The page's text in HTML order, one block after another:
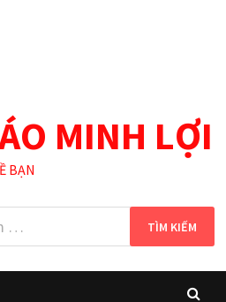
MINH LỢI
BẠN